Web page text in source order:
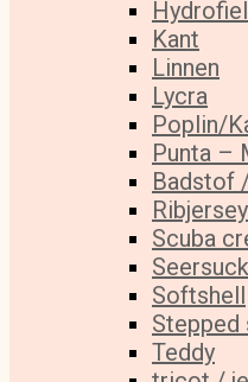
Kant
Linnen
Lycra
Poplin/
Punta –
Badstof
Ribjersey
Scuba
Softshell
Teddy